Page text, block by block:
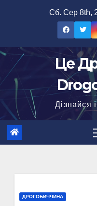
Сб. Сер 8th,
Це
Дізнайся
ДРОГОБИЧЧИНА